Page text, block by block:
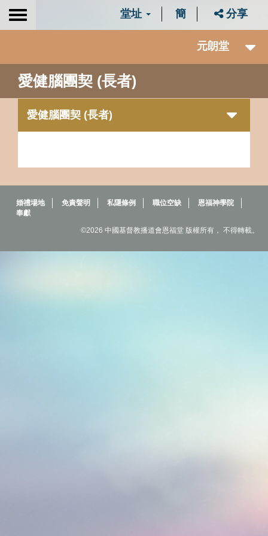
Toggle
堂址 簡 分享
元朗堂
愛健腦團契 (長者)
愛健腦團契 (長者)
婚禮場地 免責聲明 私隱條例 職位空缺
恩福神學院
奉獻
©2026 中國基督教播道會恩福堂 版權所有， 不得轉載。